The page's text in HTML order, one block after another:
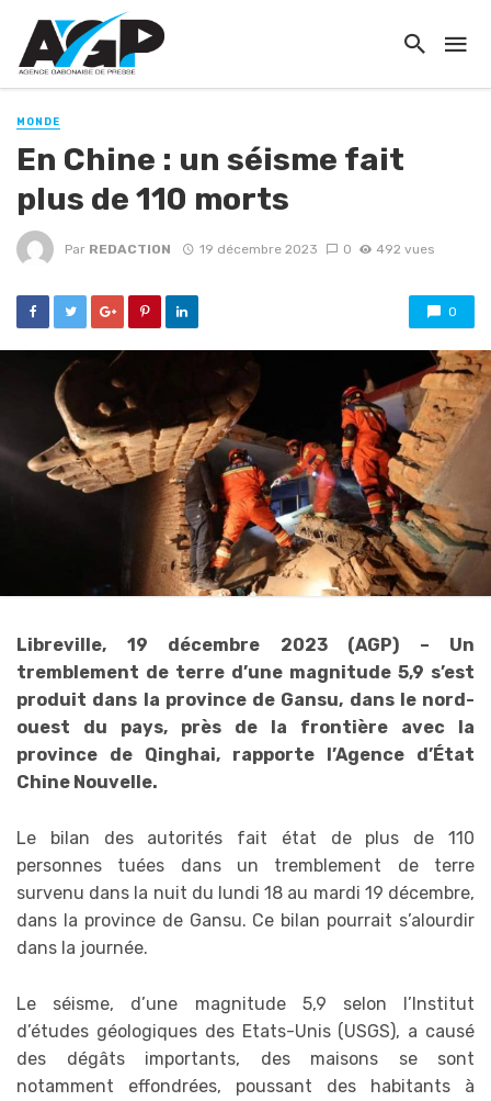
MONDE
En Chine : un séisme fait
plus de 110 morts
Par REDACTION 19 décembre 2023 0 492 vues
0
Libreville, 19 décembre 2023 (AGP) – Un
tremblement de terre d’une magnitude 5,9 s’est
produit dans la province de Gansu, dans le nord-
ouest du pays, près de la frontière avec la
province de Qinghai, rapporte l’Agence d’État
Chine Nouvelle.
Le bilan des autorités fait état de plus de 110
personnes tuées dans un tremblement de terre
survenu dans la nuit du lundi 18 au mardi 19 décembre,
dans la province de Gansu. Ce bilan pourrait s’alourdir
dans la journée.
Le séisme, d’une magnitude 5,9 selon l’Institut
d’études géologiques des Etats-Unis (USGS), a causé
des dégâts importants, des maisons se sont
notamment effondrées, poussant des habitants à